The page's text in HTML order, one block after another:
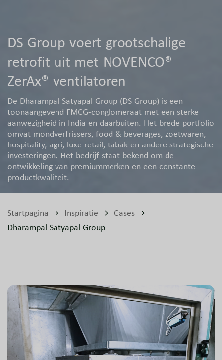
DS Group voert grootschalige
retrofit uit met NOVENCO®
ZerAx® ventilatoren
De Dharampal Satyapal Group (DS Group) is een
toonaangevend FMCG-conglomeraat met een sterke
aanwezigheid in India en daarbuiten. Het brede portfolio
omvat mondverfrissers, food & beverages, zoetwaren,
hospitality, agri, luxe retail, tabak en andere strategische
investeringen. Het bedrijf staat bekend om de
ontwikkeling van premiummerken en een constante
productkwaliteit.
Startpagina Inspiratie
Cases
Dharampal Satyapal Group